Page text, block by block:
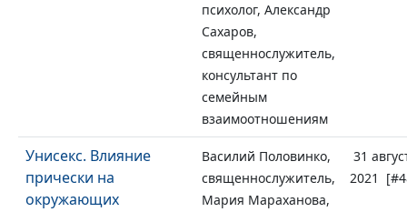
психолог, Александр
Сахаров,
священнослужитель,
консультант по
семейным
взаимоотношениям
Унисекс. Влияние
прически на
окружающих
Василий Половинко,
священнослужитель,
Мария Мараханова,
31
2021